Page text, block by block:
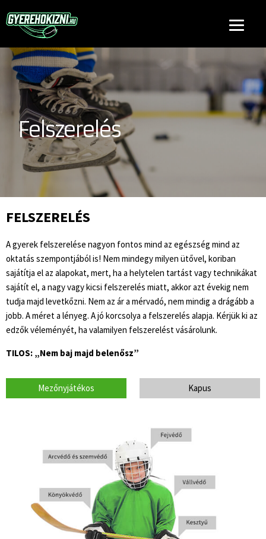
Felszerelés
FELSZERELÉS
A gyerek felszerelése nagyon fontos mind az egészség mind az
oktatás szempontjából is! Nem mindegy milyen ütővel, koriban
sajátítja el az alapokat, mert, ha a helytelen tartást vagy technikákat
sajátít el, a nagy vagy kicsi felszerelés miatt, akkor azt évekig nem
tudja majd levetkőzni. Nem az ár a mérvadó, nem mindig a drágább a
jobb. A méret a lényeg. A jó korcsolya a felszerelés alapja. Kérjük ki az
edzők véleményét, ha valamilyen felszerelést vásárolunk.
TILOS: „Nem baj majd belenősz”
Mezőnyjátékos Kapus